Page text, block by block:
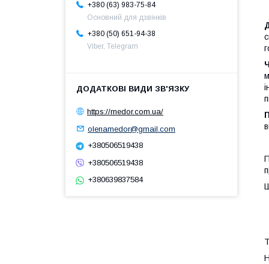
+380 (63) 983-75-84
Основний для дзвінків
+380 (50) 651-94-38
Viber, Telegram
https://medor.com.ua/
olenamedor@gmail.com
+380506519438
+380506519438
+380639837584